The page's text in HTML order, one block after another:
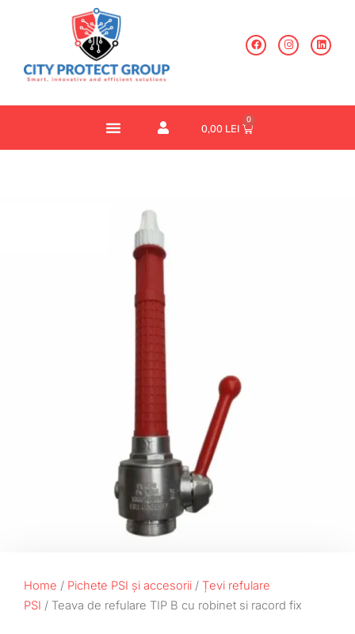
0,00 LEI
0
Home / Pichete PSI și accesorii / Țevi refulare
PSI / Teava de refulare TIP B cu robinet si racord fix